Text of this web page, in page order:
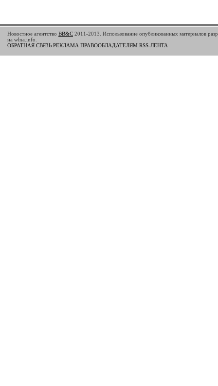
Новостное агентство BB&C 2011-2013. Использование опубликованных материалов
на wlna.info.
ОБРАТНАЯ СВЯЗЬ РЕКЛАМА ПРАВООБЛАДАТЕЛЯМ RSS-ЛЕНТА